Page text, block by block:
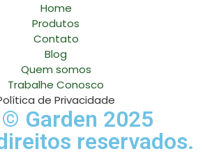
Home
Produtos
Contato
Blog
Quem somos
Trabalhe Conosco
de Privacidade
Garden 2025
reservados.